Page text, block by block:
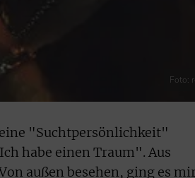
Foto:
"Suchtpersönlichkeit"
habe einen Traum". Aus
außen besehen, ging es